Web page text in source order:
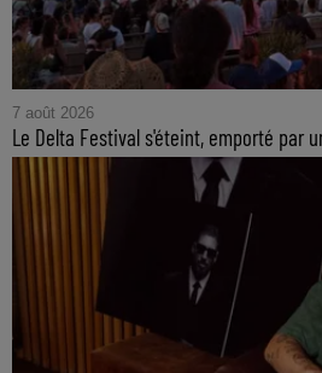
7 août 2026
Le Delta Festival s'éteint, emporté par